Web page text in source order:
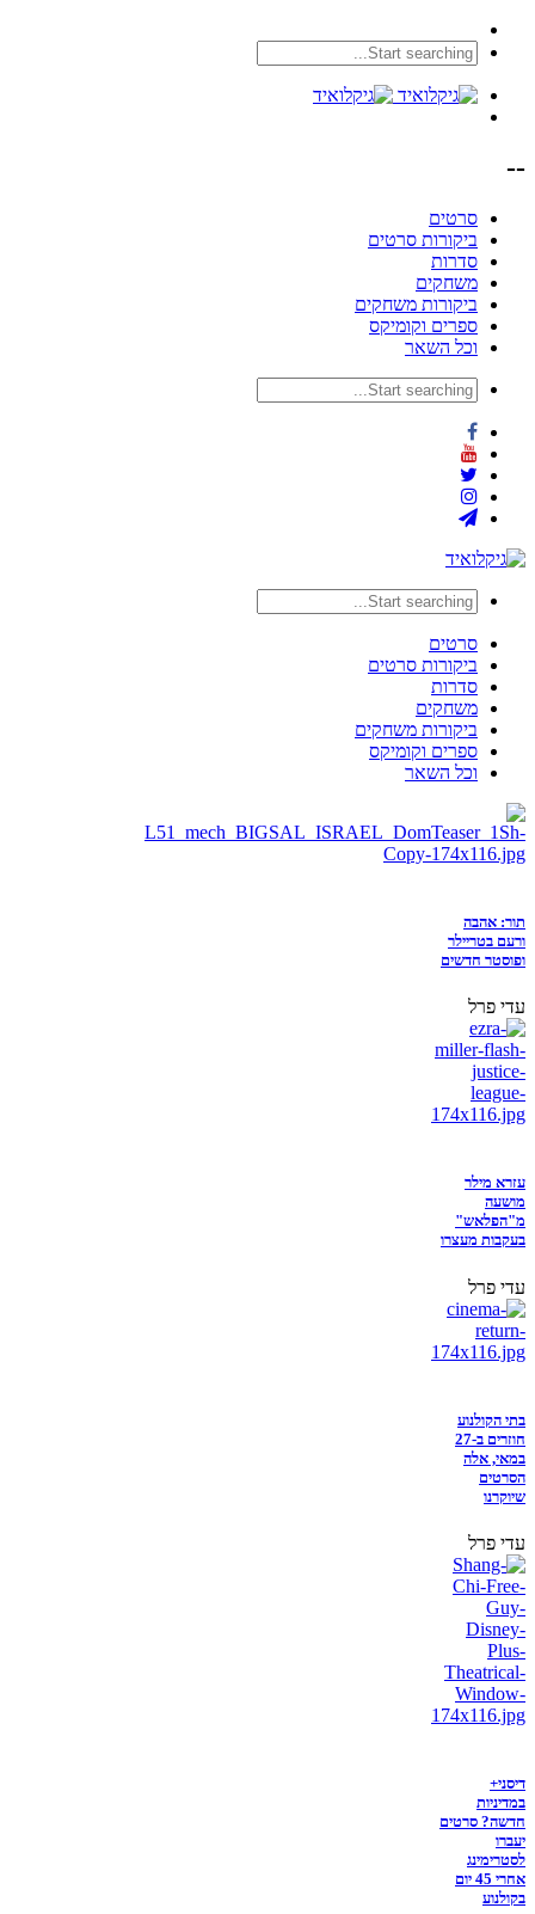
--
סרטים
ביקורות סרטים
סדרות
משחקים
ביקורות משחקים
ספרים וקומיקס
וכל השאר
סרטים
ביקורות סרטים
סדרות
משחקים
ביקורות משחקים
ספרים וקומיקס
וכל השאר
תור: אהבה
ורעם בטריילר
ופוסטר חדשים
עדי פרל
עזרא מילר
מושעה
מ"הפלאש"
בעקבות מעצרו
עדי פרל
בתי הקולנוע
חוזרים ב-27
במאי, אלה
הסרטים
שיוקרנו
עדי פרל
דיסני+
במדיניות
חדשה? סרטים
יעברו
לסטרימינג
אחרי 45 יום
בקולנוע